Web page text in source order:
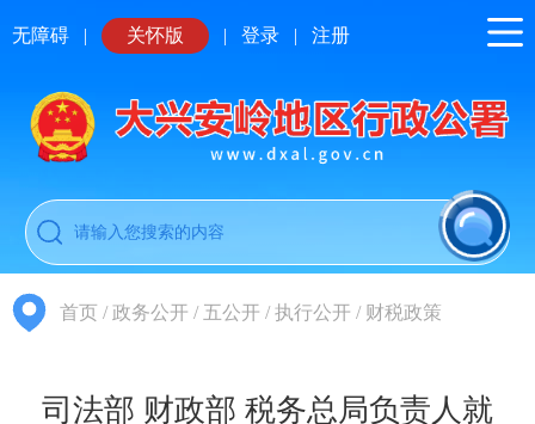
无障碍 | 关怀版 | 登录 | 注册
首页 /政务公开 / 五公开 /执行公开 / 财税政策
司法部 财政部 税务总局负责人就